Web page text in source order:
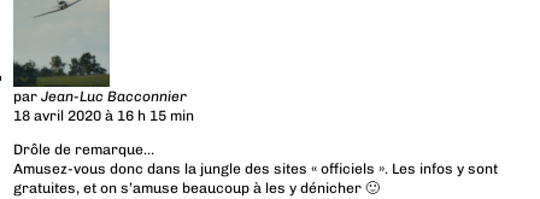
parJean-Luc Bacconnier
18 avril 2020 à 16 h 15 min
Drôle de remarque…
Amusez-vous donc dans la jungle des sites « officiels ». Les infos y sont
gratuites, et on s’amuse beaucoup à les y dénicher 🙂